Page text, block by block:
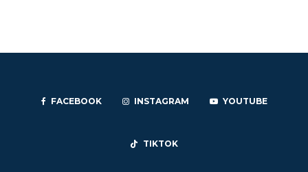
FACEBOOK INSTAGRAM YOUTUBE
TIKTOK